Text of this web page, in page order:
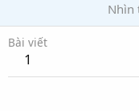
Nhìn
Bài viết
1